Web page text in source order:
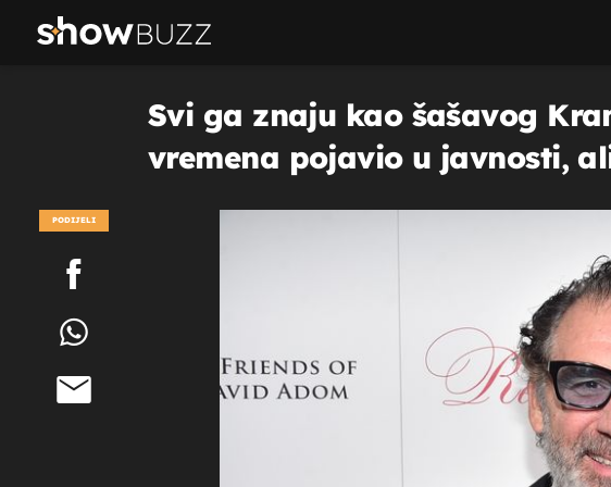
Svi ga znaju kao šašavog
vremena pojavio u javnosti,
PODIJELI